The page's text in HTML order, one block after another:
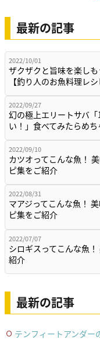
最新の記事
2022/10/01
ザクザクと旨味を楽し
【釣り人のお魚料理レシ
2022/09/27
幻の極上エリートサバ
い！」食べてみたらめ
2022/09/10
カツオってこんな魚！
ピ集をご紹介
2022/08/31
マアジってこんな魚！
ピ集をご紹介
2022/07/07
シロギスってこんな魚
紹介
最新の記事
テンフィートアンダー